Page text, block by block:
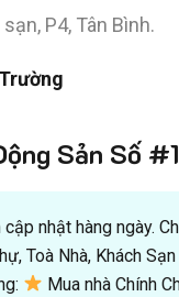
P4, Tân Bình.
Sản Số
nhật hàng ngày.
Toà Nhà, Khách
Mua nhà Chính